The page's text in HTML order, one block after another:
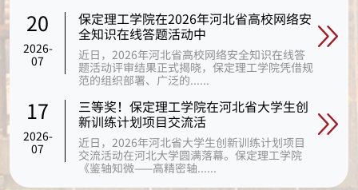
20
2026-
07
保定理工学院在2026年河北省高校网络安
全知识在线答题活动中
近日，2026年河北省高校网络安全知识在线答
题活动评审结果正式揭晓，保定理工学院凭借规
范的组织部署、广泛的......
17
2026-
07
三等奖！保定理工学院在河北省大学生创
新训练计划项目交流活
近日，2026年河北省大学生创新训练计划项目
交流活动在河北大学圆满落幕。保定理工学院
《鉴轴知微——高精密轴......